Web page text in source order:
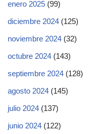
enero 2025 (99)
diciembre 2024 (125)
noviembre 2024 (32)
octubre 2024 (143)
septiembre 2024 (128)
agosto 2024 (145)
julio 2024 (137)
junio 2024 (122)